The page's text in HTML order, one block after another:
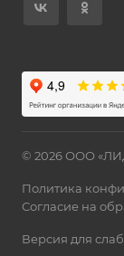
© 2026 ООО
Политика
Согласие на
Версия для